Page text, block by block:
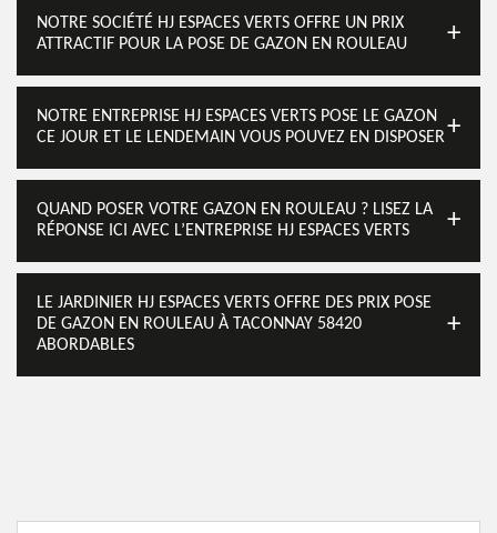
NOTRE SOCIÉTÉ HJ ESPACES VERTS OFFRE UN PRIX
ATTRACTIF POUR LA POSE DE GAZON EN ROULEAU
NOTRE ENTREPRISE HJ ESPACES VERTS POSE LE GAZON
CE JOUR ET LE LENDEMAIN VOUS POUVEZ EN DISPOSER
QUAND POSER VOTRE GAZON EN ROULEAU ? LISEZ LA
RÉPONSE ICI AVEC L’ENTREPRISE HJ ESPACES VERTS
LE JARDINIER HJ ESPACES VERTS OFFRE DES PRIX POSE
DE GAZON EN ROULEAU À TACONNAY 58420
ABORDABLES